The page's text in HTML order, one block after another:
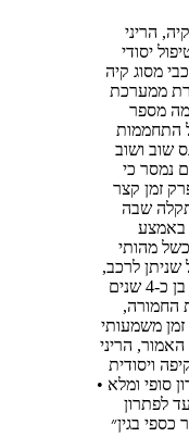
הריני
יסודי
מסוג קיה
חוזרת ממערכת
מספר
התחממות
שוב ושוב
נמסר כי
זמן קצר
שבה
באמצע
מהותי
שניתן לרכב,
ואינה מתקבלת על הדעת ברכב בן כ-4 שנים
החמורה,
זמן משמעותי
הריני
ויסודית
סופי ומלא •
לפתרון
כספי בגין״